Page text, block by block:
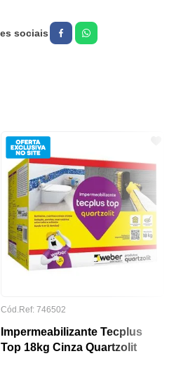
Cód.Ref:746502
Impermeabilizante Tecplus
Top 18kg Cinza Quartzolit